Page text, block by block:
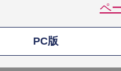
ペ
PC版